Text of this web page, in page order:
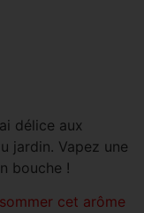
délice aux
jardin. Vapez une
bouche !
cet arôme